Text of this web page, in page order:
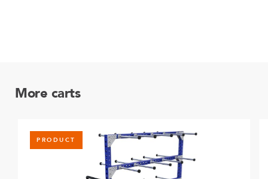
More carts
PRODUCT